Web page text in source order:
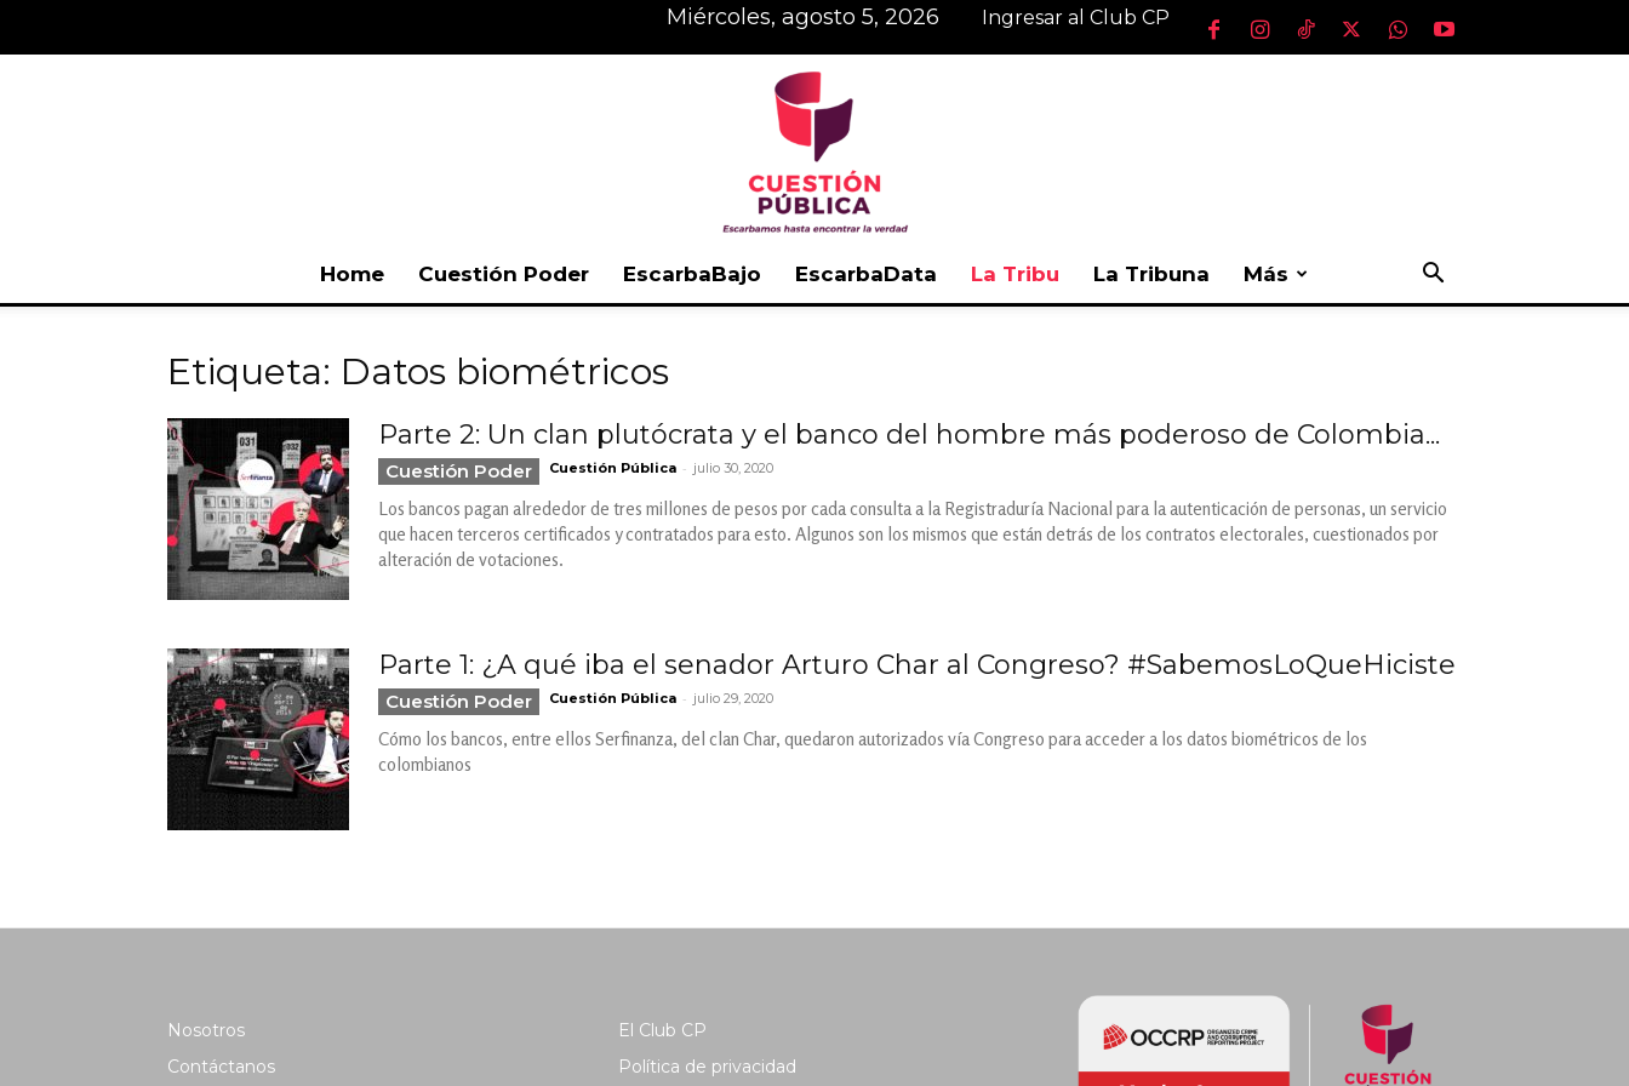
miércoles, agosto 5, 2026 Ingresar al Club CP
Home Cuestión Poder EscarbaBajo EscarbaData La Tribu La Tribuna Más
Etiqueta: Datos biométricos
Parte 2: Un clan plutócrata y el banco del hombre más poderoso de Colombia...
Cuestión Poder Cuestión Pública - julio 30, 2020
Los bancos pagan alrededor de tres millones de pesos por cada consulta a la Registraduría Nacional para la autenticación de personas, un servicio
que hacen terceros certificados y contratados para esto. Algunos son los mismos que están detrás de los contratos electorales, cuestionados por
alteración de votaciones.
Parte 1: ¿A qué iba el senador Arturo Char al Congreso? #SabemosLoQueHiciste
Cuestión Poder Cuestión Pública - julio 29, 2020
Cómo los bancos, entre ellos Serfinanza, del clan Char, quedaron autorizados vía Congreso para acceder a los datos biométricos de los
colombianos
Nosotros
Contáctanos
El Club CP
Política de privacidad